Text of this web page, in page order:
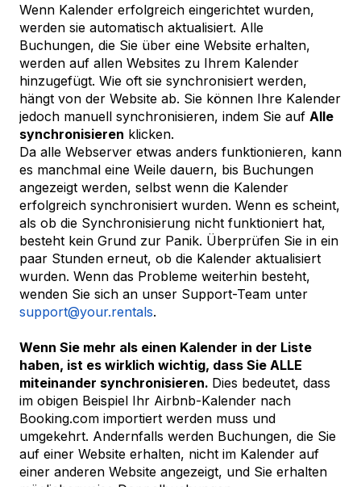
Wenn Kalender erfolgreich eingerichtet wurden,
werden sie automatisch aktualisiert. Alle
Buchungen, die Sie über eine Website erhalten,
werden auf allen Websites zu Ihrem Kalender
hinzugefügt. Wie oft sie synchronisiert werden,
hängt von der Website ab. Sie können Ihre Kalender
jedoch manuell synchronisieren, indem Sie auf Alle
synchronisieren klicken.
Da alle Webserver etwas anders funktionieren, kann
es manchmal eine Weile dauern, bis Buchungen
angezeigt werden, selbst wenn die Kalender
erfolgreich synchronisiert wurden. Wenn es scheint,
als ob die Synchronisierung nicht funktioniert hat,
besteht kein Grund zur Panik. Überprüfen Sie in ein
paar Stunden erneut, ob die Kalender aktualisiert
wurden. Wenn das Probleme weiterhin besteht,
wenden Sie sich an unser Support-Team unter
support@your.rentals.
Wenn Sie mehr als einen Kalender in der Liste
haben, ist es wirklich wichtig, dass Sie ALLE
miteinander synchronisieren. Dies bedeutet, dass
im obigen Beispiel Ihr Airbnb-Kalender nach
Booking.com importiert werden muss und
umgekehrt. Andernfalls werden Buchungen, die Sie
auf einer Website erhalten, nicht im Kalender auf
einer anderen Website angezeigt, und Sie erhalten